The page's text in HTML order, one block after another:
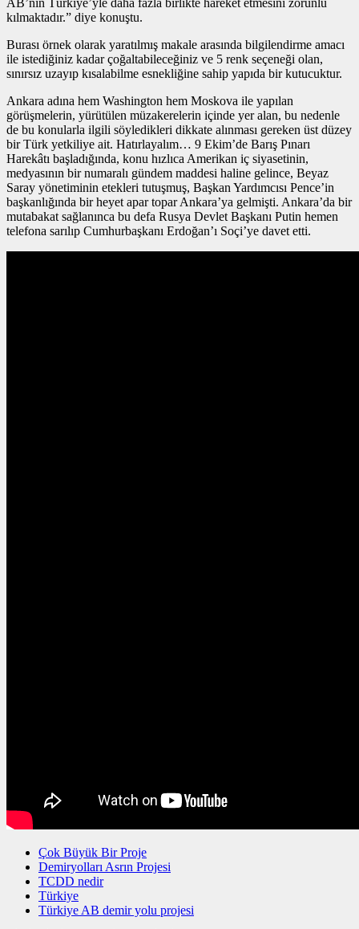
kılmaktadır.” diye konuştu.
Burası örnek olarak yaratılmış makale arasında bilgilendirme amacı
ile istediğiniz kadar çoğaltabileceğiniz ve 5 renk seçeneği olan,
sınırsız uzayıp kısalabilme esnekliğine sahip yapıda bir kutucuktur.
Ankara adına hem Washington hem Moskova ile yapılan
görüşmelerin, yürütülen müzakerelerin içinde yer alan, bu nedenle
de bu konularla ilgili söyledikleri dikkate alınması gereken üst düzey
bir Türk yetkiliye ait. Hatırlayalım… 9 Ekim’de Barış Pınarı
Harekâtı başladığında, konu hızlıca Amerikan iç siyasetinin,
medyasının bir numaralı gündem maddesi haline gelince, Beyaz
Saray yönetiminin etekleri tutuşmuş, Başkan Yardımcısı Pence’in
başkanlığında bir heyet apar topar Ankara’ya gelmişti. Ankara’da bir
mutabakat sağlanınca bu defa Rusya Devlet Başkanı Putin hemen
telefona sarılıp Cumhurbaşkanı Erdoğan’ı Soçi’ye davet etti.
Çok Büyük Bir Proje
Demiryolları Asrın Projesi
TCDD nedir
Türkiye
Türkiye AB demir yolu projesi